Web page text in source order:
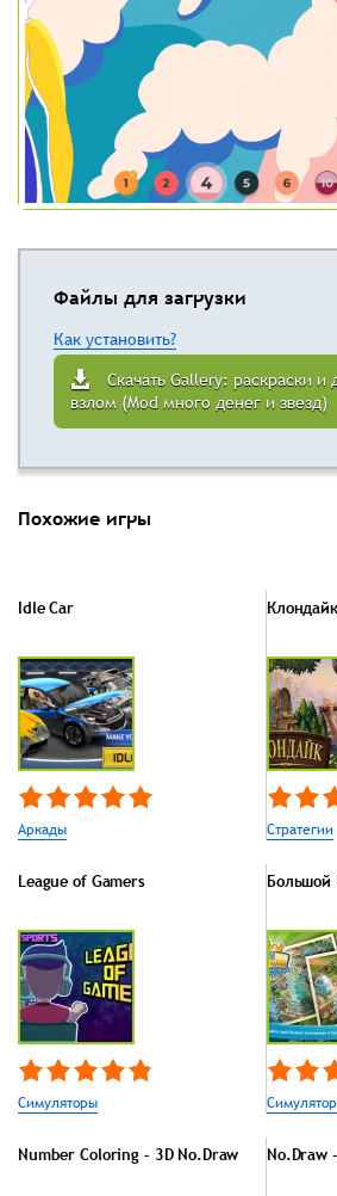
Файлы для загрузки
Как установить?
Скачать Gallery: раскраски и
взлом (Mod много денег и звезд)
Похожие игры
Idle Car
Аркады
Клондайк
Стратегии
League of Gamers
Симуляторы
Большой
Number Coloring – 3D No.Draw No.Draw